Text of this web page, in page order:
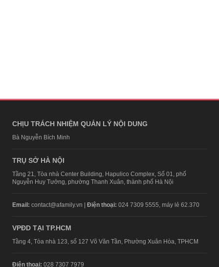
CHỊU TRÁCH NHIỆM QUẢN LÝ NỘI DUNG
Bà Nguyễn Bích Minh
TRỤ SỞ HÀ NỘI
Tầng 21, Tòa nhà Center Building, Hapulico Complex, Số 01, phố
Nguyễn Huy Tưởng, phường Thanh Xuân, thành phố Hà Nội
Email: contact@afamily.vn | Điện thoại: 024 7309 5555, máy lẻ 62.370
VPĐD TẠI TP.HCM
Tầng 4, Tòa nhà 123, số 127 Võ Văn Tần, Phường Xuân Hòa, TPHCM
Điện thoại: 028 7307 7979